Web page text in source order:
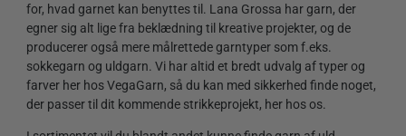
for, hvad garnet kan benyttes til. Lana Grossa har garn, der
egner sig alt lige fra beklædning til kreative projekter, og de
producerer også mere målrettede garntyper som f.eks.
sokkegarn og uldgarn. Vi har altid et bredt udvalg af typer og
farver her hos VegaGarn, så du kan med sikkerhed finde noget,
der passer til dit kommende strikkeprojekt, her hos os.